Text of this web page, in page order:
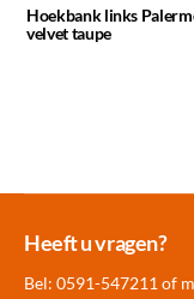
Hoekbank links
velvet taupe
Meer dan
Heeft u vragen?
Bel: 0591-547211 of